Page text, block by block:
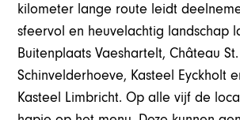
kilometer lange route leidt
sfeervol en heuvelachtig landschap
Buitenplaats Vaeshartelt, Château
Schinvelderhoeve, Kasteel Eyckholt
Kasteel Limbricht. Op alle vijf de